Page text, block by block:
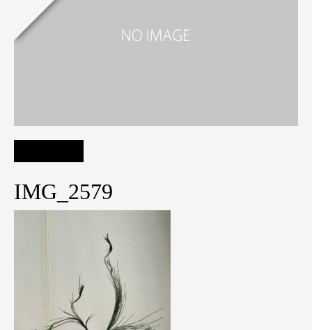
IMG_2579